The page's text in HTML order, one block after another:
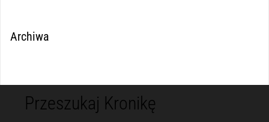
Archiwa
Przeszukaj Kronikę